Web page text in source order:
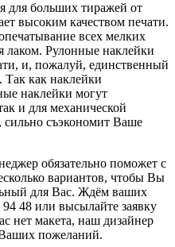
для больших тиражей от
высоким качеством печати.
всех мелких
лаком. Рулонные наклейки
и, пожалуй, единственный
Так как наклейки
наклейки могут
и для механической
сильно съэкономит Ваше
обязательно поможет с
вариантов, чтобы Вы
для Вас. Ждём ваших
48 или высылайте заявку
нет макета, наш дизайнер
Ваших пожеланий.